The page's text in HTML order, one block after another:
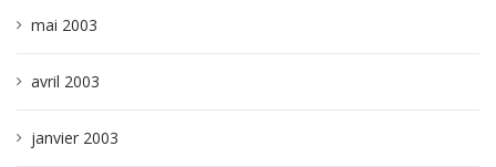
mai 2003
avril 2003
janvier 2003